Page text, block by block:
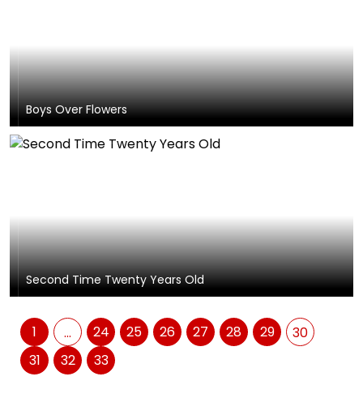
Boys Over Flowers
Second Time Twenty Years Old
1 ... 24 25 26 27 28 29
30
31
32 33